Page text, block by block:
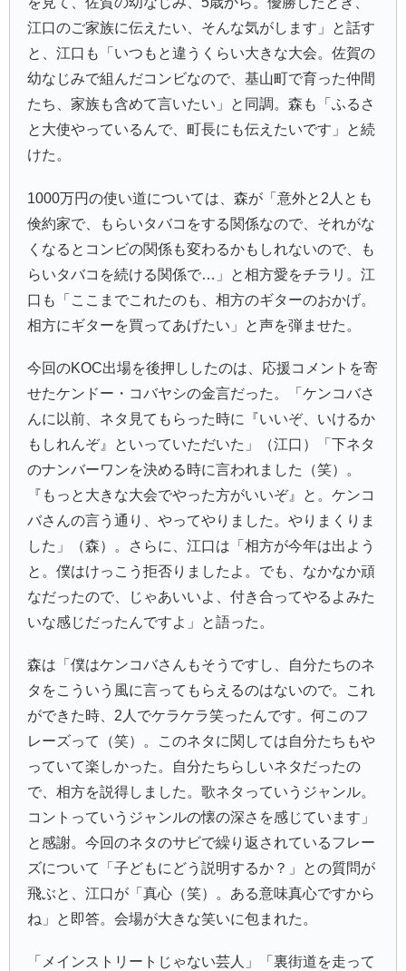
江口のご家族に伝えたい、そんな気がします」と話す
と、江口も「いつもと違うくらい大きな大会。佐賀の
幼なじみで組んだコンビなので、基山町で育った仲間
たち、家族も含めて言いたい」と同調。森も「ふるさ
と大使やっているんで、町長にも伝えたいです」と続
けた。
1000万円の使い道については、森が「意外と2人とも
倹約家で、もらいタバコをする関係なので、それがな
くなるとコンビの関係も変わるかもしれないので、も
らいタバコを続ける関係で…」と相方愛をチラリ。江
口も「ここまでこれたのも、相方のギターのおかげ。
相方にギターを買ってあげたい」と声を弾ませた。
今回のKOC出場を後押ししたのは、応援コメントを寄
せたケンドー・コバヤシの金言だった。「ケンコバさ
んに以前、ネタ見てもらった時に『いいぞ、いけるか
もしれんぞ』といっていただいた」（江口）「下ネタ
のナンバーワンを決める時に言われました（笑）。
『もっと大きな大会でやった方がいいぞ』と。ケンコ
バさんの言う通り、やってやりました。やりまくりま
した」（森）。さらに、江口は「相方が今年は出よう
と。僕はけっこう拒否りましたよ。でも、なかなか頑
なだったので、じゃあいいよ、付き合ってやるよみた
いな感じだったんですよ」と語った。
森は「僕はケンコバさんもそうですし、自分たちのネ
タをこういう風に言ってもらえるのはないので。これ
ができた時、2人でケラケラ笑ったんです。何このフ
レーズって（笑）。このネタに関しては自分たちもや
っていて楽しかった。自分たちらしいネタだったの
で、相方を説得しました。歌ネタっていうジャンル。
コントっていうジャンルの懐の深さを感じています」
と感謝。今回のネタのサビで繰り返されているフレー
ズについて「子どもにどう説明するか？」との質問が
飛ぶと、江口が「真心（笑）。ある意味真心ですから
ね」と即答。会場が大きな笑いに包まれた。
「メインストリートじゃない芸人」「裏街道を走って